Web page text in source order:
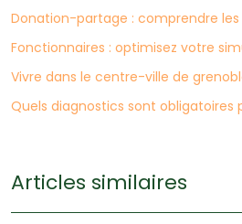
Donation-partage : comprendre
Fonctionnaires : optimisez votre
Vivre dans le centre-ville de
Quels diagnostics sont obligatoires
Articles similaires